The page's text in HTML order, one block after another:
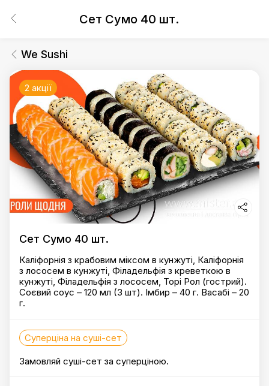
Сет Сумо 40 шт.
We Sushi
2 акції
Сет Сумо 40 шт.
Каліфорнія з крабовим міксом в кунжуті, Каліфорнія
з лососем в кунжуті, Філадельфія з креветкою в
кунжуті, Філадельфія з лососем, Торі Рол (гострий).
Соєвий соус – 120 мл (3 шт). Імбир – 40 г. Васабі – 20
г.
Суперціна на суші-сет
Замовляй суші-сет за суперціною.